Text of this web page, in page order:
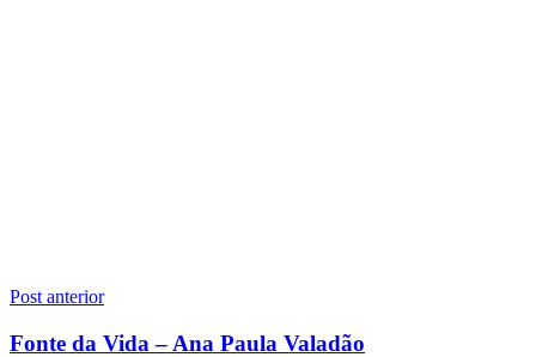
Navegação
de
Post anterior
Fonte da Vida – Ana Paula Valadão